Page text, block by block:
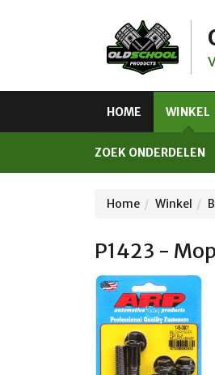
HOME WINKEL
ZOEK ONDERDELEN
Home Winkel
P1423 -